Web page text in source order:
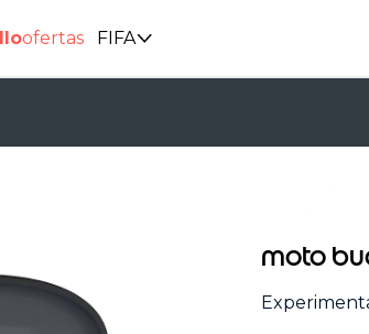
ofertas FIFA
moto